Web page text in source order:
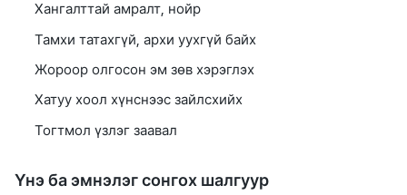
Хангалттай амралт, нойр
Тамхи татахгүй, архи уухгүй байх
Жороор олгосон эм зөв хэрэглэх
Хатуу хоол хүнснээс зайлсхийх
Тогтмол үзлэг заавал
Үнэ ба эмнэлэг сонгох шалгуур